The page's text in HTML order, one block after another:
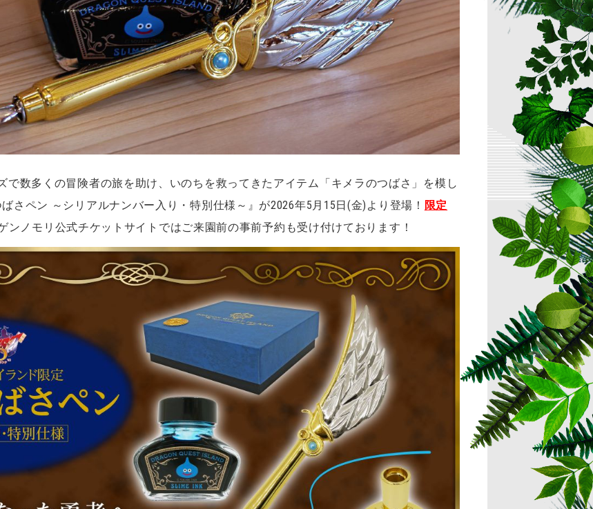
で数多くの冒険者の旅を助け、いのちを救ってきたアイテム「キメラのつばさ」を模し
さペン ～シリアルナンバー入り・特別仕様～』が2026年5月15日(金)より登場！ 限定
ンノモリ公式チケットサイトではご来園前の事前予約も受け付けております！